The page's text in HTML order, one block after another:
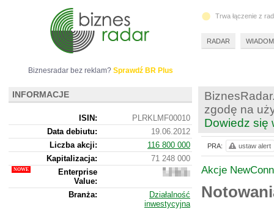
zgodę na
Dowiedz się
Akcje
PRA: ustaw alert
Biznesradar bez reklam? Sprawdź BR Plus
INFORMACJE
ISIN:
PLRKLMF00010
Data debiutu:
19.06.2012
Liczba akcji:
116 800 000
Kapitalizacja:
71 248 000
Enterprise
Value:
72
000
Branża:
Działalność
inwestycyjna
Trwa łączenie z
RADAR